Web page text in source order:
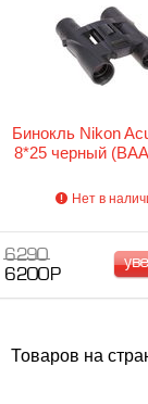
Бинокль Nikon
8*25 черный
Нет в
6 290
6 200 Р
Товаров на